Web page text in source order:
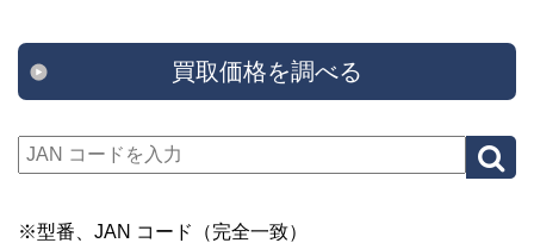
買取価格を調べる
※型番、JAN コード（完全一致）